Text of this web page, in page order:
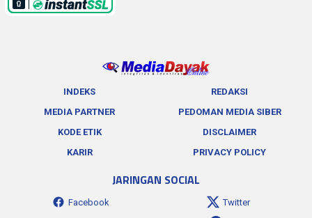
INDEKS
REDAKSI
MEDIA PARTNER
PEDOMAN MEDIA SIBER
KODE ETIK
DISCLAIMER
KARIR
PRIVACY POLICY
JARINGAN SOCIAL
Facebook Twitter